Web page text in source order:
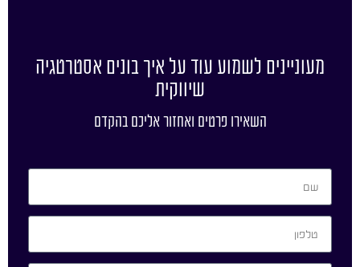
מעוניינים לשמוע עוד על איך בונים אסטרטגיה
שיווקית
השאירו פרטים ואחזור אליכם בהקדם